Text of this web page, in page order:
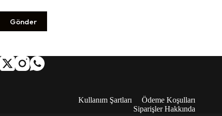
Gönder
Kullanım Şartları
Ödeme Koşulları
Siparişler Hakkında